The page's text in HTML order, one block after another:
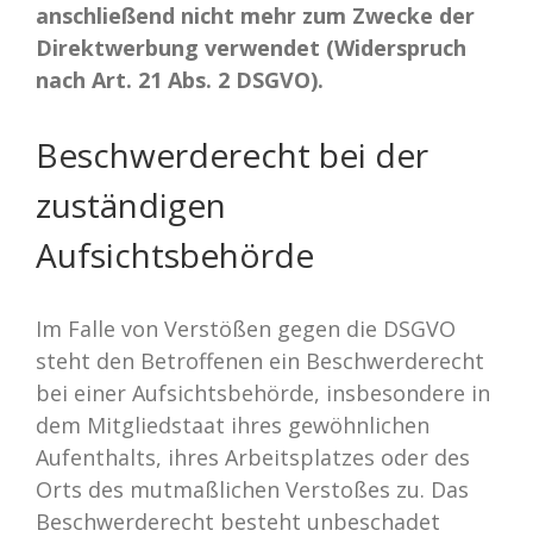
anschließend nicht mehr zum Zwecke der
Direktwerbung verwendet (Widerspruch
nach Art. 21 Abs. 2 DSGVO).
Beschwerderecht bei der
zuständigen
Aufsichtsbehörde
Im Falle von Verstößen gegen die DSGVO
steht den Betroffenen ein Beschwerderecht
bei einer Aufsichtsbehörde, insbesondere in
dem Mitgliedstaat ihres gewöhnlichen
Aufenthalts, ihres Arbeitsplatzes oder des
Orts des mutmaßlichen Verstoßes zu. Das
Beschwerderecht besteht unbeschadet